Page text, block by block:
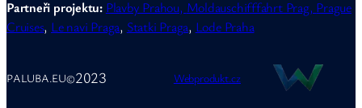
Partneři projektu: Plavby Prahou, Moldauschifffahrt Prag, Prague
Cruises, Le navi Praga, Statki Praga, Lode Praha
PALUBA.EU©2023 Webprodukt.cz